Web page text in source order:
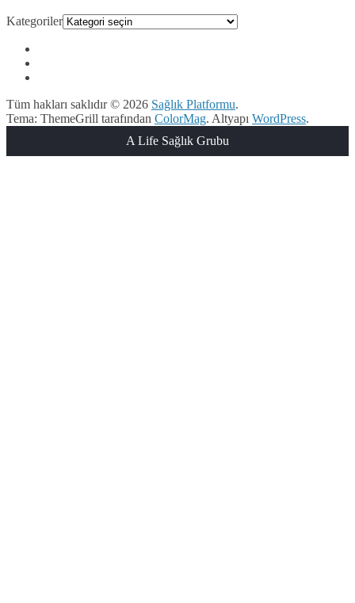
Kategoriler
Tüm hakları saklıdır © 2026 Sağlık Platformu.
Tema: ThemeGrill tarafından ColorMag. Altyapı WordPress.
A Life Sağlık Grubu